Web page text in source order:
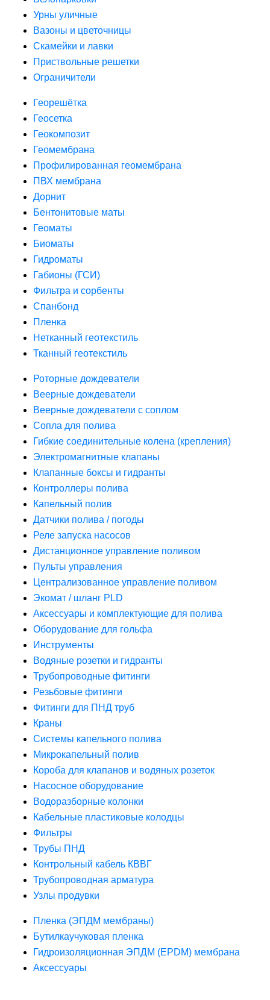
Урны уличные
Вазоны и цветочницы
Скамейки и лавки
Приствольные решетки
Ограничители
Георешётка
Геосетка
Геокомпозит
Геомембрана
Профилированная геомембрана
ПВХ мембрана
Дорнит
Бентонитовые маты
Геоматы
Биоматы
Гидроматы
Габионы (ГСИ)
Фильтра и сорбенты
Спанбонд
Пленка
Нетканный геотекстиль
Тканный геотекстиль
Роторные дождеватели
Веерные дождеватели
Веерные дождеватели с соплом
Сопла для полива
Гибкие соединительные колена (крепления)
Электромагнитные клапаны
Клапанные боксы и гидранты
Контроллеры полива
Капельный полив
Датчики полива / погоды
Реле запуска насосов
Дистанционное управление поливом
Пульты управления
Централизованное управление поливом
Экомат / шланг PLD
Аксессуары и комплектующие для полива
Оборудование для гольфа
Инструменты
Водяные розетки и гидранты
Трубопроводные фитинги
Резьбовые фитинги
Фитинги для ПНД труб
Краны
Системы капельного полива
Микрокапельный полив
Короба для клапанов и водяных розеток
Насосное оборудование
Водоразборные колонки
Кабельные пластиковые колодцы
Фильтры
Трубы ПНД
Контрольный кабель КВВГ
Трубопроводная арматура
Узлы продувки
Пленка (ЭПДМ мембраны)
Бутилкаучуковая пленка
Гидроизоляционная ЭПДМ (EPDM) мембрана
Аксессуары